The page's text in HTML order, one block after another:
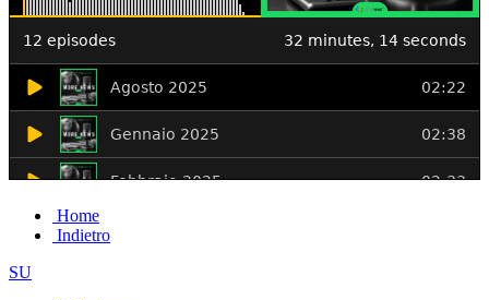
Home
Indietro
SU